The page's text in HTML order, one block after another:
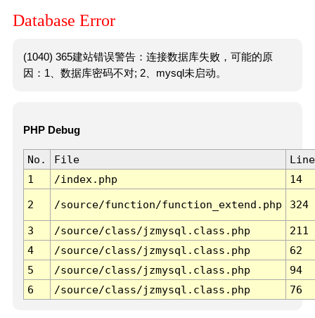
Database Error
(1040) 365建站错误警告：连接数据库失败，可能的原
因：1、数据库密码不对; 2、mysql未启动。
PHP Debug
No. File
Line
1
/index.php 14
2 /source/function/function_extend.php 324
3 /source/class/jzmysql.class.php
211
4
/source/class/jzmysql.class.php
62
5
/source/class/jzmysql.class.php
94
6
/source/class/jzmysql.class.php 76